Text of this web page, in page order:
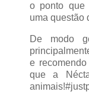
o ponto que
uma questão
De modo
e
que a